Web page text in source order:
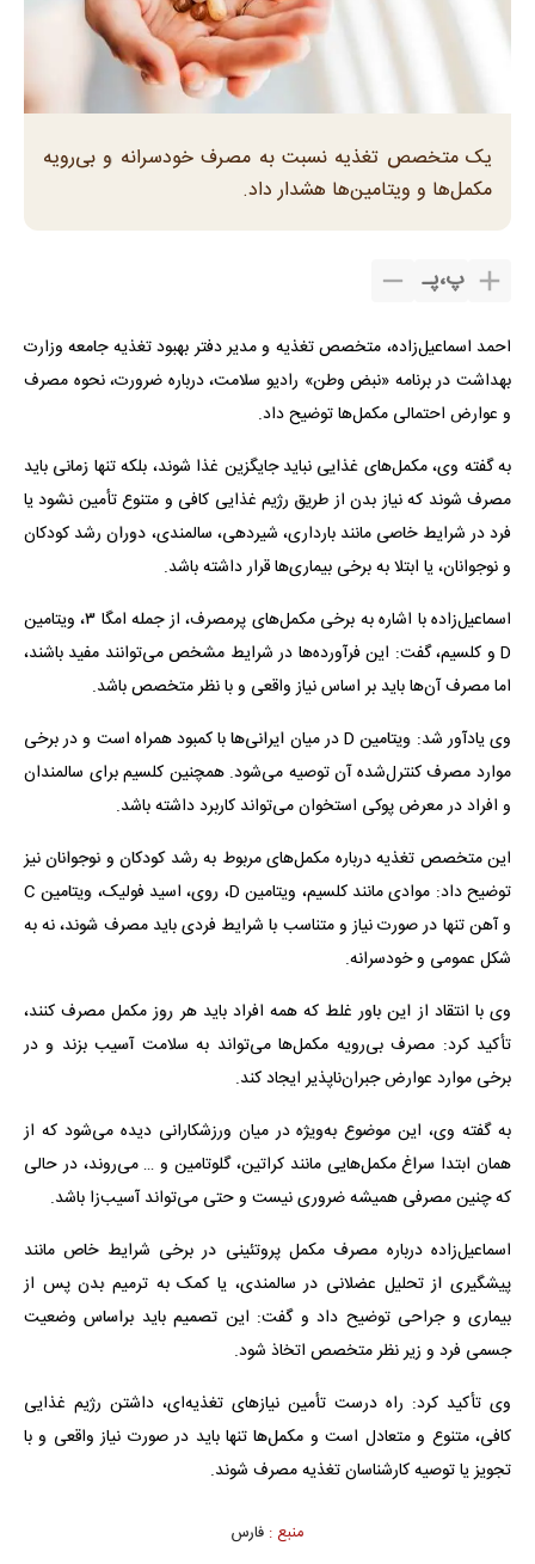
یک متخصص تغذیه نسبت به مصرف خودسرانه و بی‌رویه
مکمل‌ها و ویتامین‌ها هشدار داد.
پ،پـ
احمد اسماعیل‌زاده، متخصص تغذیه و مدیر دفتر بهبود تغذیه جامعه وزارت
بهداشت در برنامه «نبض وطن» رادیو سلامت، درباره ضرورت، نحوه مصرف
و عوارض احتمالی مکمل‌ها توضیح داد.
به گفته وی، مکمل‌های غذایی نباید جایگزین غذا شوند، بلکه تنها زمانی باید
مصرف شوند که نیاز بدن از طریق رژیم غذایی کافی و متنوع تأمین نشود یا
فرد در شرایط خاصی مانند بارداری، شیردهی، سالمندی، دوران رشد کودکان
و نوجوانان، یا ابتلا به برخی بیماری‌ها قرار داشته باشد.
اسماعیل‌زاده با اشاره به برخی مکمل‌های پرمصرف، از جمله امگا ۳، ویتامین
D و کلسیم، گفت: این فرآورده‌ها در شرایط مشخص می‌توانند مفید باشند،
اما مصرف آن‌ها باید بر اساس نیاز واقعی و با نظر متخصص باشد.
وی یادآور شد: ویتامین D در میان ایرانی‌ها با کمبود همراه است و در برخی
موارد مصرف کنترل‌شده آن توصیه می‌شود. همچنین کلسیم برای سالمندان
و افراد در معرض پوکی استخوان می‌تواند کاربرد داشته باشد.
این متخصص تغذیه درباره مکمل‌های مربوط به رشد کودکان و نوجوانان نیز
توضیح داد: موادی مانند کلسیم، ویتامین D، روی، اسید فولیک، ویتامین C
و آهن تنها در صورت نیاز و متناسب با شرایط فردی باید مصرف شوند، نه به
شکل عمومی و خودسرانه.
وی با انتقاد از این باور غلط که همه افراد باید هر روز مکمل مصرف کنند،
تأکید کرد: مصرف بی‌رویه مکمل‌ها می‌تواند به سلامت آسیب بزند و در
برخی موارد عوارض جبران‌ناپذیر ایجاد کند.
به گفته وی، این موضوع به‌ویژه در میان ورزشکارانی دیده می‌شود که از
همان ابتدا سراغ مکمل‌هایی مانند کراتین، گلوتامین و … می‌روند، در حالی
که چنین مصرفی همیشه ضروری نیست و حتی می‌تواند آسیب‌زا باشد.
اسماعیل‌زاده درباره مصرف مکمل پروتئینی در برخی شرایط خاص مانند
پیشگیری از تحلیل عضلانی در سالمندی، یا کمک به ترمیم بدن پس از
بیماری و جراحی توضیح داد و گفت: این تصمیم باید براساس وضعیت
جسمی فرد و زیر نظر متخصص اتخاذ شود.
وی تأکید کرد: راه درست تأمین نیازهای تغذیه‌ای، داشتن رژیم غذایی
کافی، متنوع و متعادل است و مکمل‌ها تنها باید در صورت نیاز واقعی و با
تجویز یا توصیه کارشناسان تغذیه مصرف شوند.
منبع : فارس